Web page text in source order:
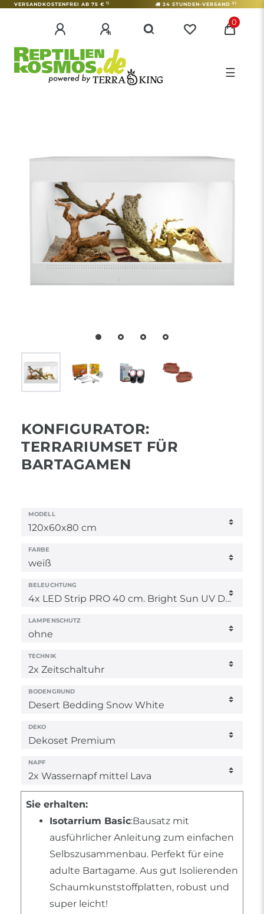
VERSANDKOSTENFREI AB 75 € 1) 24 STUNDEN-VERSAND 2)
0
☰
KONFIGURATOR:
TERRARIUMSET FÜR
BARTAGAMEN
MODELL
FARBE
BELEUCHTUNG
LAMPENSCHUTZ
TECHNIK
BODENGRUND
DEKO
NAPF
Sie erhalten:
Isotarrium Basic:Bausatz mit
ausführlicher Anleitung zum einfachen
Selbszusammenbau. Perfekt für eine
adulte Bartagame. Aus gut Isolierenden
Schaumkunststoffplatten, robust und
super leicht!